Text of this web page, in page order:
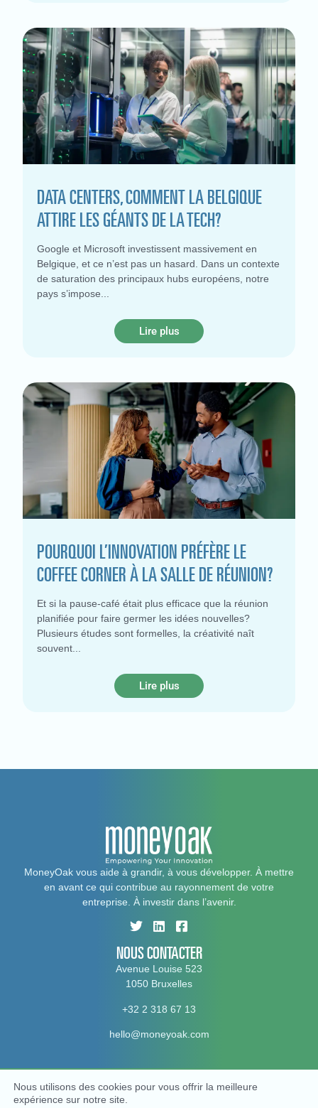
DATA CENTERS, COMMENT LA BELGIQUE
ATTIRE LES GÉANTS DE LA TECH?
Google et Microsoft investissent massivement en
Belgique, et ce n’est pas un hasard. Dans un contexte
de saturation des principaux hubs européens, notre
pays s’impose
Lire plus
POURQUOI L’INNOVATION PRÉFÈRE LE
COFFEE CORNER À LA SALLE DE RÉUNION?
Et si la pause-café était plus efficace que la réunion
planifiée pour faire germer les idées nouvelles?
Plusieurs études sont formelles, la créativité naît
souvent
Lire plus
MoneyOak vous aide à grandir, à vous développer. À mettre
en avant ce qui contribue au rayonnement de votre
entreprise. À investir dans l’avenir.
NOUS CONTACTER
Avenue Louise 523
1050 Bruxelles
+32 2 318 67 13
hello@moneyoak.com
© MoneyOak, 2026. All rights reserved
Politique vie privée
Nous utilisons des cookies pour vous offrir la meilleure
expérience sur notre site.